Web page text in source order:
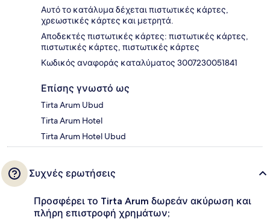
Αυτό το κατάλυμα δέχεται πιστωτικές κάρτες,
χρεωστικές κάρτες και μετρητά.
Αποδεκτές πιστωτικές κάρτες: πιστωτικές κάρτες,
πιστωτικές κάρτες, πιστωτικές κάρτες
Κωδικός αναφοράς καταλύματος 3007230051841
Επίσης γνωστό ως
Tirta Arum Ubud
Tirta Arum Hotel
Tirta Arum Hotel Ubud
Συχνές ερωτήσεις
Προσφέρει το Tirta Arum δωρεάν ακύρωση και
πλήρη επιστροφή χρημάτων;